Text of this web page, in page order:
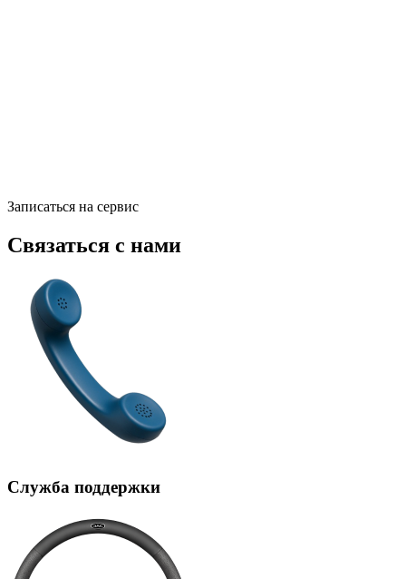
Записаться на сервис
Связаться с нами
Служба поддержки